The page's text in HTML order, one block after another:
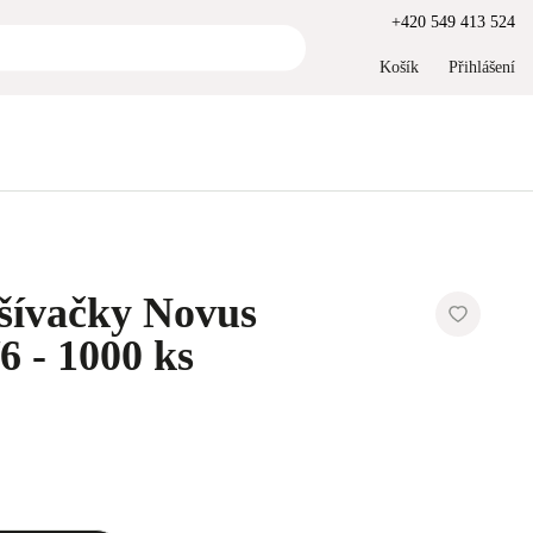
+420 549 413 524
Košík Přihlášení
Novus
- 1000 ks